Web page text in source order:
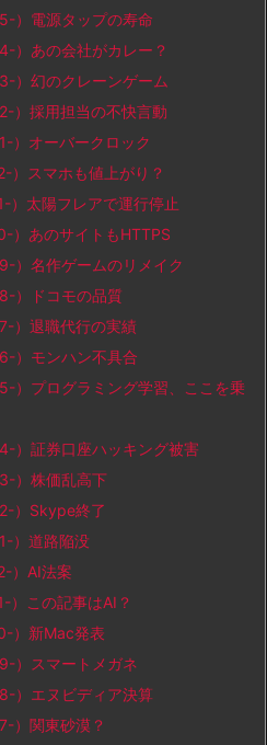
）電源タップの寿命
あの会社がカレー？
幻のクレーンゲーム
採用担当の不快言動
オーバークロック
スマホも値上がり？
太陽フレアで運行停止
あのサイトもHTTPS
名作ゲームのリメイク
）ドコモの品質
）退職代行の実績
）モンハン不具合
プログラミング学習、ここを乗
証券口座ハッキング被害
）株価乱高下
）Skype終了
）道路陥没
）AI法案
この記事はAI？
）新Mac発表
）スマートメガネ
）エヌビディア決算
）関東砂漠？